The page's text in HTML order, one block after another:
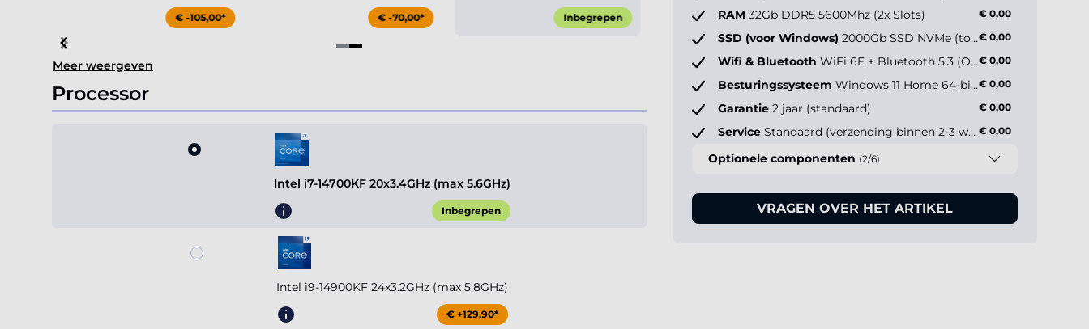
€ -105,00* € -70,00* Inbegrepen
Item
4
of
4
Meer weergeven
Processor
Intel i7-14700KF 20x3.4GHz (max 5.6GHz)
Inbegrepen
Intel i9-14900KF 24x3.2GHz (max 5.8GHz)
€ +129,90*
RAM 32Gb DDR5 5600Mhz (2x Slots) € 0,00
SSD (voor Windows) 2000Gb SSD NVMe (tot 5000MB/s)€ 0,00
Wifi & Bluetooth WiFi 6E + Bluetooth 5.3 (Onboard)€ 0,00
Besturingssysteem Windows 11 Home 64-bit NL€ 0,00
Garantie 2 jaar (standaard) € 0,00
Service Standaard (verzending binnen 2-3 werkdagen) € 0,00
Optionele componenten (2/6)
VRAGEN OVER HET ARTIKEL